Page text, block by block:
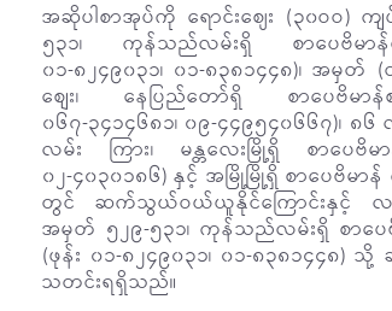
အဆိုပါစာအုပ်ကို ရောင်းဈေး (၃၀ဝဝ) က
၅၃၁၊ ကုန်သည်လမ်းရှိ စာပေဗိမာ
၀၁-၈၂၄၉၀၃၁၊ ၀၁-၈၃၈၁၄၄၈)၊ အမှတ်
စျေး၊ နေပြည်တော်ရှိ စာပေဗိမ
၀၆၇-၃၄၁၄၆၈၁၊ ၀၉-၄၄၉၅၄၀၆၆၇)၊ ၈၆
လမ်း ကြား၊ မန္တလေးမြို့ရှိ စာပေဗိ
၀၂-၄၀၃၀၁၈၆) နှင့် အမြို့မြို့ရှိ စာပေဗိမ
တွင် ဆက်သွယ်ဝယ်ယူနိုင်ကြောင်းနှင့် လ
အမှတ် ၅၂၉-၅၃၁၊ ကုန်သည်လမ်းရှိ စာပေဗိ
(ဖုန်း ၀၁-၈၂၄၉၀၃၁၊ ၀၁-၈၃၈၁၄၄၈)
သတင်းရရှိသည်။